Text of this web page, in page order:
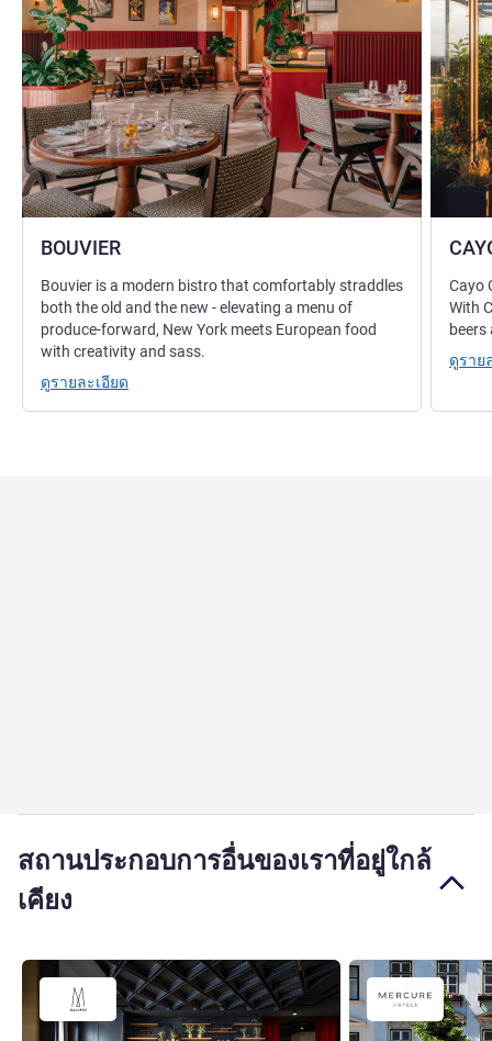
BOUVIER
Bouvier is a modern bistro that comfortably straddles
both the old and the new - elevating a menu of
produce-forward, New York meets European food
with creativity and sass.
ดูรายละเอียด
Cayo
With
beers
ดูราย
สถานประกอบการอื่นของเราที่อยู่ใกล้
เคียง